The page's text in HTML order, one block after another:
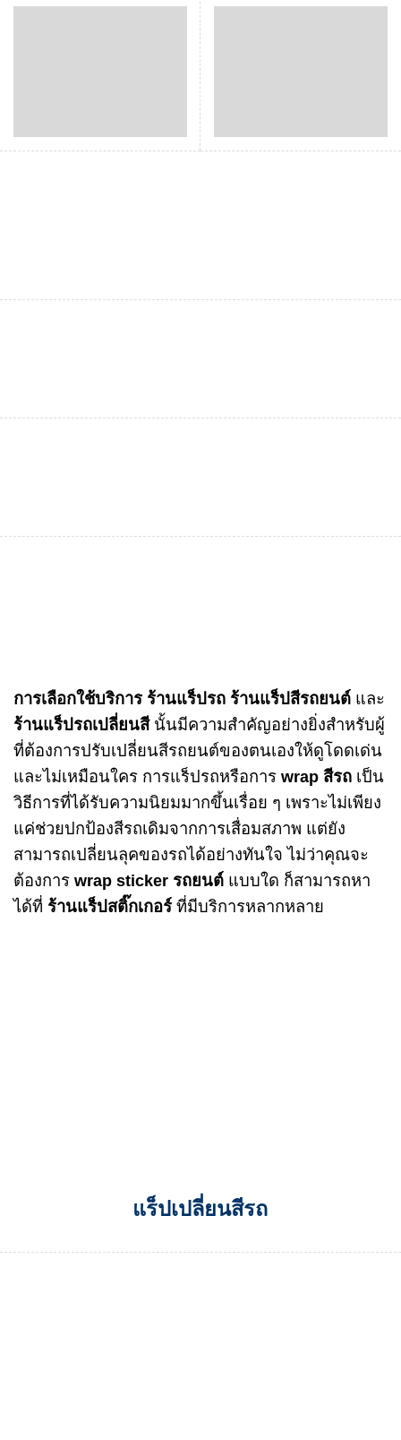
การเลือกใช้บริการ ร้านแร็ปรถ ร้านแร็ปสีรถยนต์ และ
ร้านแร็ปรถเปลี่ยนสีนั้นมีความสำคัญอย่างยิ่งสำหรับผู้
ที่ต้องการปรับเปลี่ยนสีรถยนต์ของตนเองให้ดูโดดเด่น
และไม่เหมือนใคร การแร็ปรถหรือการ wrap สีรถ เป็น
วิธีการที่ได้รับความนิยมมากขึ้นเรื่อย ๆ เพราะไม่เพียง
แค่ช่วยปกป้องสีรถเดิมจากการเสื่อมสภาพ แต่ยัง
สามารถเปลี่ยนลุคของรถได้อย่างทันใจ ไม่ว่าคุณจะ
ต้องการ wrap sticker รถยนต์ แบบใด ก็สามารถหา
ได้ที่ ร้านแร็ปสติ๊กเกอร์ที่มีบริการหลากหลาย
แร็ปเปลี่ยนสีรถ